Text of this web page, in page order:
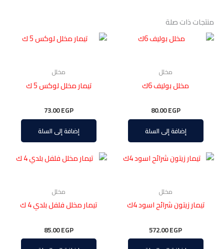
منتجات ذات صلة
مخلل
مخلل بوليف 6ك
80.00EGP
إضافة إلى السلة
مخلل
تيمار مخلل لوكس 5 ك
73.00EGP
إضافة إلى السلة
مخلل
تيمار زيتون شرائح اسود 4ك
572.00EGP
مخلل
تيمار مخلل فلفل بلدي 4 ك
85.00EGP